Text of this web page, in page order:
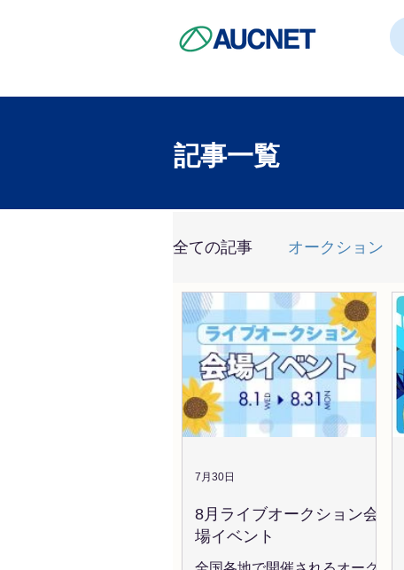
記事一覧
全ての記事 オークション
8月ライブオークション会
場イベント
7月30日